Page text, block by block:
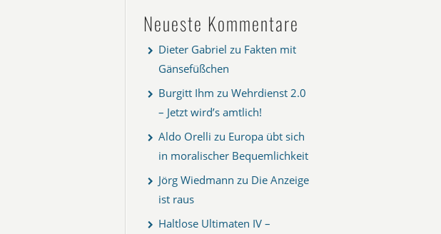
Neueste Kommentare
Dieter Gabriel zu Fakten mit
Gänsefüßchen
Burgitt Ihm zu Wehrdienst 2.0
– Jetzt wird’s amtlich!
Aldo Orelli zu Europa übt sich
in moralischer Bequemlichkeit
Jörg Wiedmann zu Die Anzeige
ist raus
Haltlose Ultimaten IV –